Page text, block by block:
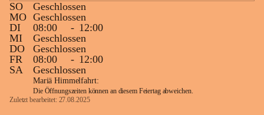
Bevölkerung ungewohnte, jedoch
technisch notwendige Betriebszustände so
kurz wie möglich zu halten.
Wir bitten daher die umliegende
Bevölkerung um Verständnis.
Glück Auf!
SO
Geschlossen
MO Geschlossen
DI
08:00 - 12:00
MI
Geschlossen
DO
Geschlossen
FR
08:00 - 12:00
SA
Geschlossen
Mariä Himmelfahrt:
Die Öffnungszeiten können an diesem Feiertag abweichen.
Zuletzt bearbeitet: 27.08.2025